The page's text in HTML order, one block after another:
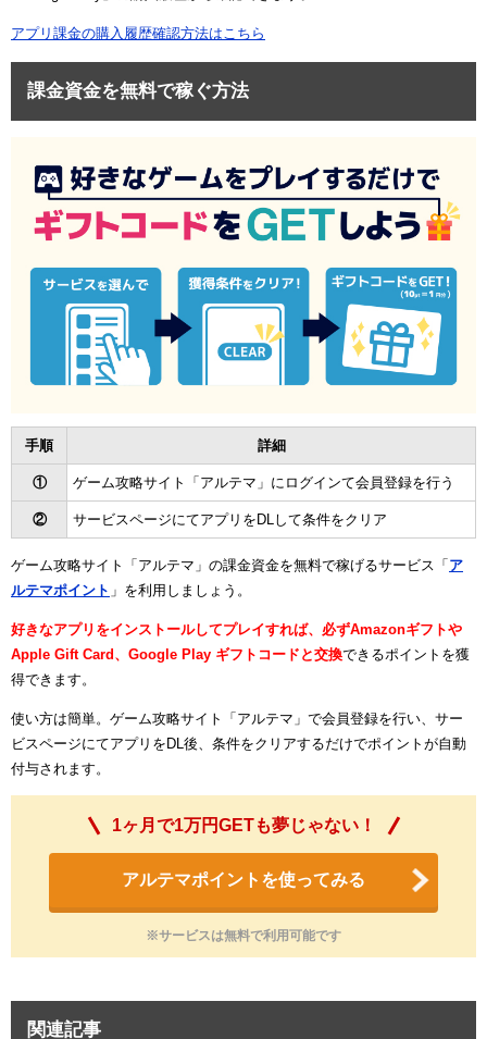
アプリ課金の購入履歴確認方法はこちら
課金資金を無料で稼ぐ方法
手順 詳細
① ゲーム攻略サイト「アルテマ」にログインて会員登録を行う
② サービスページにてアプリをDLして条件をクリア
ゲーム攻略サイト「アルテマ」の課金資金を無料で稼げるサービス「 ア
ルテマポイント 」を利用しましょう。
好きなアプリをインストールしてプレイすれば、必ずAmazonギフトや
Apple Gift Card、Google Play ギフトコードと交換できるポイントを獲
得できます。
使い方は簡単。ゲーム攻略サイト「アルテマ」で会員登録を行い、サー
ビスページにてアプリをDL後、条件をクリアするだけでポイントが自動
付与されます。
1ヶ月で1万円GETも夢じゃない！
アルテマポイントを使ってみる
※サービスは無料で利用可能です
関連記事